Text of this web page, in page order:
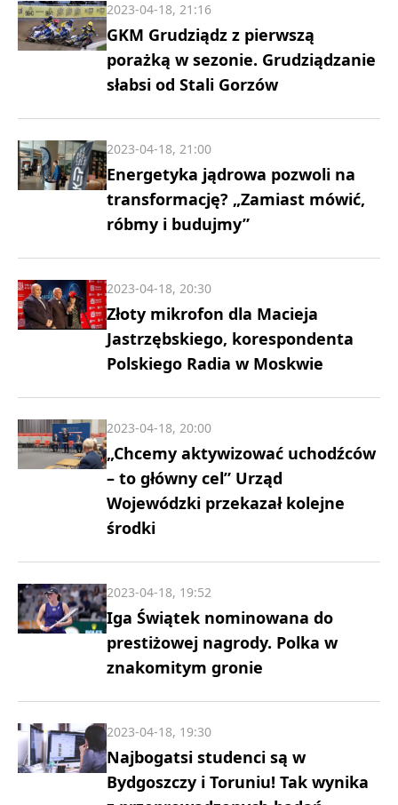
GKM Grudziądz z pierwszą
porażką w sezonie. Grudziądzanie
słabsi od Stali Gorzów
2023-04-18, 21:16
Energetyka jądrowa pozwoli na
transformację? „Zamiast mówić,
róbmy i budujmy”
2023-04-18, 21:00
Złoty mikrofon dla Macieja
Jastrzębskiego, korespondenta
Polskiego Radia w Moskwie
2023-04-18, 20:30
„Chcemy aktywizować uchodźców
– to główny cel” Urząd
Wojewódzki przekazał kolejne
środki
2023-04-18, 20:00
Iga Świątek nominowana do
prestiżowej nagrody. Polka w
znakomitym gronie
2023-04-18, 19:52
Najbogatsi studenci są w
Bydgoszczy i Toruniu! Tak wynika
2023-04-18, 19:30